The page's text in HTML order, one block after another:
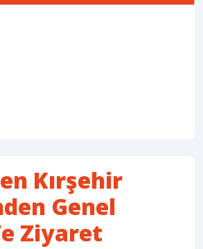
Kırşehir
Genel
Ziyaret